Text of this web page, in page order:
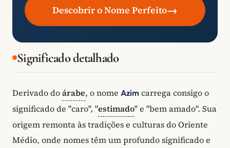
Descobrir o Nome Perfeito→
Significado detalhado
Derivado doárabe, o nome Azim carrega consigo o
significado de "caro", "estimado" e "bem amado". Sua
origem remonta às tradições e culturas do Oriente
Médio, onde nomes têm um profundo significado e